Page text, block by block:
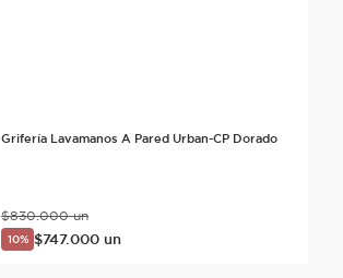
Grifería Lavamanos A Pared Urban-CP Dorado
$830.000 un
10% $747.000 un